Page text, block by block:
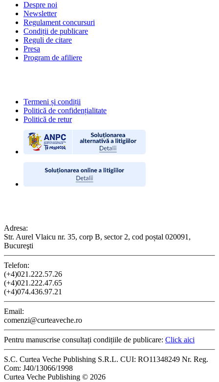
Despre noi
Newsletter
Regulament concursuri
Condiții de publicare
Reguli de citare
Presa
Program de afiliere
Termeni și condiții
Politică de confidențialitate
Politică de retur
Adresa:
Str. Aurel Vlaicu nr. 35, corp B, sector 2, cod poștal 020091,
Bucureşti
Telefon:
(+4)021.222.57.26
(+4)021.222.47.65
(+4)074.436.97.21
Email:
comenzi@curteaveche.ro
Pentru manuscrise consultați condițiile de publicare: Click aici
S.C. Curtea Veche Publishing S.R.L. CUI: RO11348249 Nr. Reg.
Com: J40/13066/1998
Curtea Veche Publishing © 2026